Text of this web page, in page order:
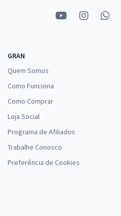
GRAN
Quem Somos
Como Funciona
Como Comprar
Loja Social
Programa de Afiliados
Trabalhe Conosco
Preferência de Cookies